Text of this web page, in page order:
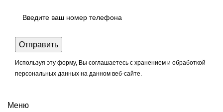
Используя эту форму, Вы соглашаетесь с хранением и обработкой
персональных данных на данном веб-сайте.
Меню